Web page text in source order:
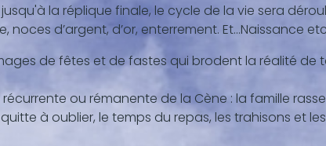
la réplique finale, le cycle de la vie sera
d’argent, d’or, enterrement. Et…Naissance
de fêtes et de fastes qui brodent la réalité de
ou rémanente de la Cène : la famille
à oublier, le temps du repas, les trahisons et